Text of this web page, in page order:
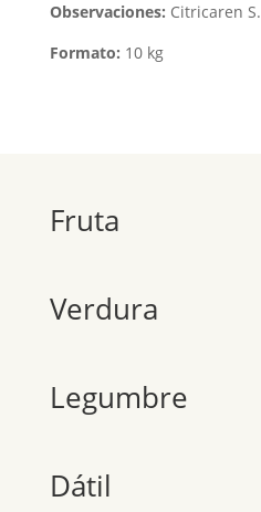
Observaciones: Citricaren
Formato: 10 kg
Fruta
Verdura
Legumbre
Dátil